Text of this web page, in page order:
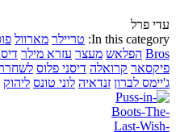
עדי פרל
In this category: טריילר מארוול
Bros הפלאש מעצר עזרא מילר
פיקסאר קרואלה דיסני פלוס
ג'יימס לברון זנדאיה לוני טונס ליהוק